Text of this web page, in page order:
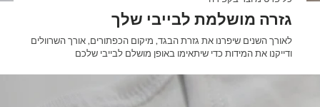
גזרה מושלמת לבייבי שלך
לאורך השנים שיפרנו את גזרת הבגד, מיקום הכפתורים, אורך השרוולים
ודייקנו את המידות כדי שיתאימו באופן מושלם לבייבי שלכם